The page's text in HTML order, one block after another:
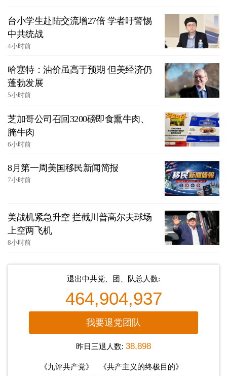
台小学生赴陆交流增27倍 学者吁警惕
中共统战
4小时前
哈塞特：油价虽高于预期 但美经济仍
蓬勃发展
5小时前
芝加哥公司召回3200磅即食熏牛肉、
腌牛肉
6小时前
8月第一周美国移民新闻简报
7小时前
美战机紧急升空 拦截川普高尔夫球场
上空两飞机
8小时前
退出中共党、团、队总人数:
464,904,937
我要退党团队
昨日三退人数: 38,898
《九评共产党》
《共产主义的终极目的》